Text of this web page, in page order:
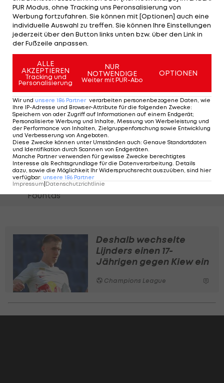
Ivan Santini 2006/07
17 Jahre, 9
Monate, 20 Tage
10.
Dimitri
17 Jahre, 9
Oliver Lukic 2024/25
17 Jahre, 10
12. Luka Sucic 2020/21 18 Jahre, 1 Tag
13. John Mellberg 2024/25 18 Jahre, 11 Tage
14.
Alexander
Aschauer
2009/10 18 Jahre, 19 Tage
15.
Taxiarchis
Fountas
2013/14
Deshalb wechselte
Lijnders einen 17-
Jährigen gegen Kiew ein
Champions League
PUR Modus, ohne Tracking uns Peronsalisierung von
Werbung fortzufahren. Sie können mit [Optionen] auch eine
individuelle Auswahl zu treffen. Sie können Ihre Einstellungen
jederzeit über den Button links unten bzw. über den Link in
der Fußzeile anpassen.
ALLE
AKZEPTIEREN
Tracking und
Personalisierung
NUR
NOTWENDIGE
Weiter mit PUR-Abo
OPTIONEN
Wir und unsere 186 Partner verarbeiten personenbezogene Daten, wie
Ihre IP-Adresse und Browser-Attribute für die folgenden Zwecke:
Speichern von oder Zugriff auf Informationen auf einem Endgerät;
Personalisierte Werbung und Inhalte, Messung von Werbeleistung und
der Performance von Inhalten, Zielgruppenforschung sowie Entwicklung
und Verbesserung von Angeboten.
Diese Zwecke können unter Umständen auch: Genaue Standortdaten
und Identifikation durch Scannen von Endgeräten.
Manche Partner verwenden für gewisse Zwecke berechtigtes
Interesse als Rechtsgrundlage für die Datenverarbeitung. Details
dazu, sowie die Möglichkeit Ihr Widerspruchsrecht auszuüben, sind hier
verfügbar: unsere 186 Partner
Impressum Datenschutzrichtlinie